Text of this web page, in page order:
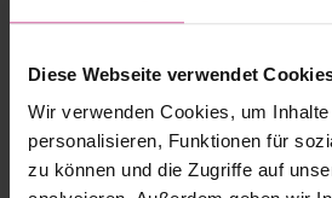
Diese Webseite verwendet
Wir verwenden Cookies, um
personalisieren, Funktionen für
zu können und die Zugriffe auf
Start